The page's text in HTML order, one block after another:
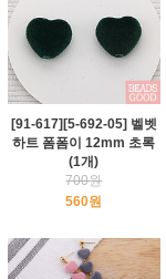
[91-617][5-692-05] 벨벳
하트 폼폼이 12mm 초록
(1개)
700원
560원